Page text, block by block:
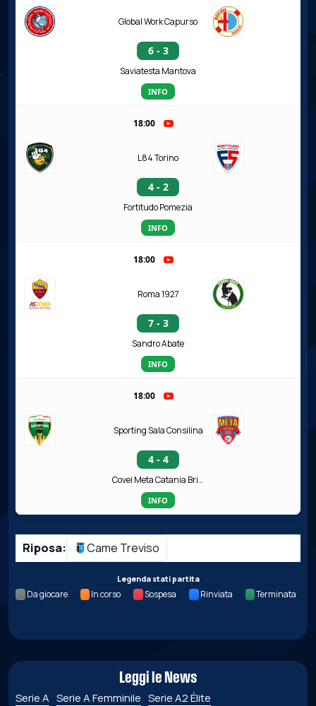
Global Work Capurso
6 - 3
Saviatesta Mantova
INFO
18:00
L84 Torino
4 - 2
Fortitudo Pomezia
INFO
18:00
Roma 1927
7 - 3
Sandro Abate
INFO
18:00
Sporting Sala Consilina
4 - 4
Covei Meta Catania Bricocity
INFO
Riposa: Came Treviso
Legenda stati partita
Da giocare In corso Sospesa Rinviata Terminata
Leggi le News
Serie A Serie A Femminile Serie A2 Élite